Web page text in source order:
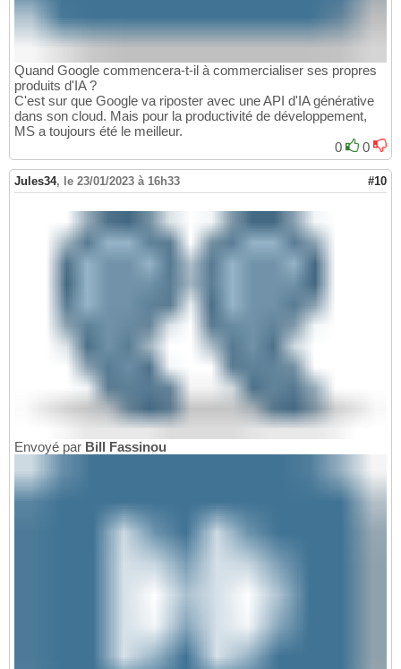
Quand Google commencera-t-il à commercialiser ses propres
produits d'IA ?
C'est sur que Google va riposter avec une API d'IA générative
dans son cloud. Mais pour la productivité de développement,
MS a toujours été le meilleur.
0
0
Jules34, le 23/01/2023 à 16h33 #10
Envoyé par Bill Fassinou